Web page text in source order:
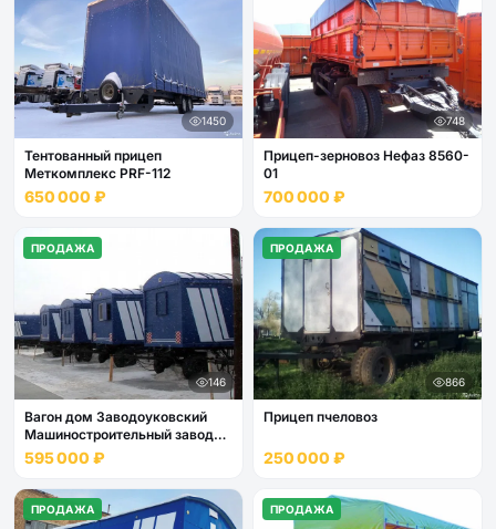
1450
Тентованный прицеп
Меткомплекс PRF-112
650 000 ₽
748
Прицеп-зерновоз Нефаз 8560-
01
700 000 ₽
ПРОДАЖА
146
Вагон дом Заводоуковский
Машиностроительный завод
Кедр 4 места
595 000 ₽
ПРОДАЖА
866
Прицеп пчеловоз
250 000 ₽
ПРОДАЖА ПРОДАЖА